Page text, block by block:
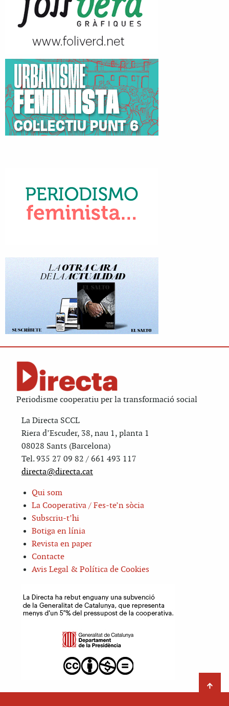
Periodisme cooperatiu per la transformació social
La Directa SCCL
Riera d’Escuder, 38, nau 1, planta 1
08028 Sants (Barcelona)
Tel. 935 27 09 82 / 661 493 117
directa@directa.cat
Qui som
La Cooperativa / Fes-te’n sòcia
Subscriu-t’hi
Botiga en línia
Revista en paper
Contacte
Avis Legal & Política de Cookies